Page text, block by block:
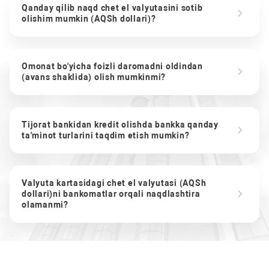
Qanday qilib naqd chet el valyutasini sotib
olishim mumkin (AQSh dollari)?
Omonat bo'yicha foizli daromadni oldindan
(avans shaklida) olish mumkinmi?
Tijorat bankidan kredit olishda bankka qanday
ta'minot turlarini taqdim etish mumkin?
Valyuta kartasidagi chet el valyutasi (AQSh
dollari)ni bankomatlar orqali naqdlashtira
olamanmi?